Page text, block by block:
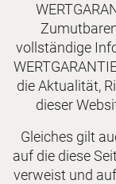
vollständige
die Aktualität,
dieser
Gleiches gilt
auf die diese
verweist und